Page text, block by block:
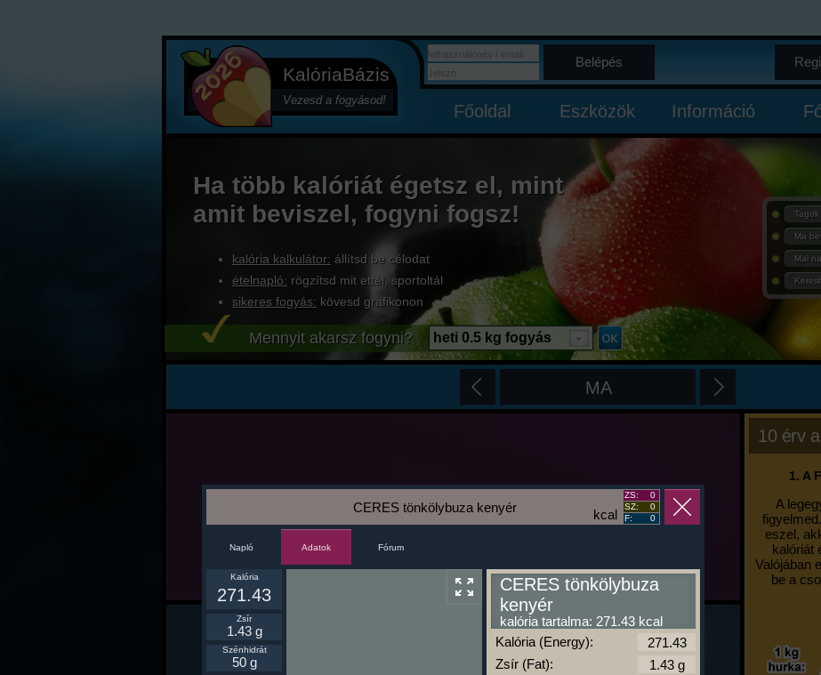
KalóriaBázis
Vezesd a fogyásod!
Belépés
Főoldal Eszközök Információ
Ha több kalóriát égetsz el, mint
amit beviszel, fogyni fogsz!
kalória kalkulátor: állítsd be célodat
ételnapló: rögzítsd mit ettél, sportoltál
sikeres fogyás: kövesd grafikonon
Ma
Mai
Mennyit akarsz fogyni? heti 0.5 kg fogyás
MA
10 érv
1. A
A
eszel,
kalóriát
Valójában
be a
kcal
CERES tönkölybuza kenyér
ZS:
0
SZ:
0
F:
0
Napló Adatok Fórum
Kalória
271.43
Zsír
1.43 g
Szénhidrát
50 g
CERES tönkölybuza
kenyér
kalória tartalma: 271.43 kcal
Kalória (Energy):
Zsír (Fat):